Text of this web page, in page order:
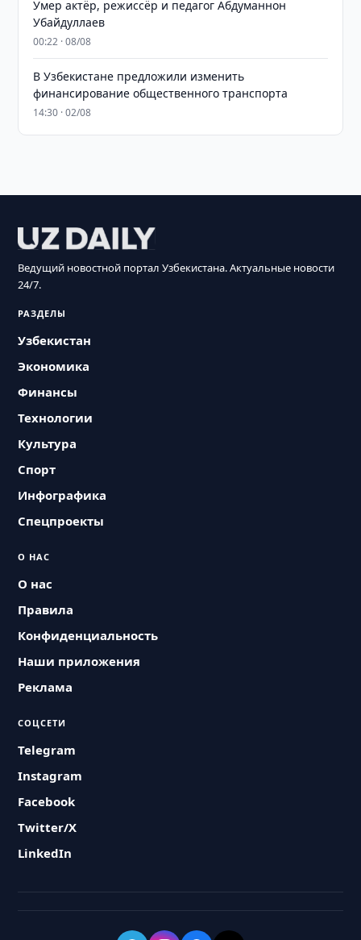
Умер актёр, режиссёр и педагог Абдуманнон
Убайдуллаев
00:22 · 08/08
В Узбекистане предложили изменить
финансирование общественного транспорта
14:30 · 02/08
Ведущий новостной портал Узбекистана. Актуальные новости
24/7.
РАЗДЕЛЫ
Узбекистан
Экономика
Финансы
Технологии
Культура
Спорт
Инфографика
Спецпроекты
О НАС
О нас
Правила
Конфиденциальность
Наши приложения
Реклама
СОЦСЕТИ
Telegram
Instagram
Facebook
Twitter/X
LinkedIn